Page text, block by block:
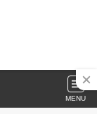
MENU